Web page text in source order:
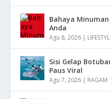
Bahaya
Anda
Agu 8, 2026 |
Sisi Gelap
Paus Viral
Agu 7, 2026 | RAGAM